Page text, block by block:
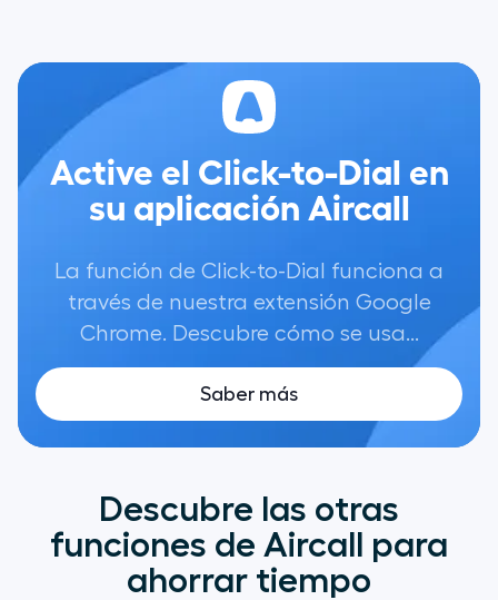
Active el Click-to-Dial en
su aplicación Aircall
La función de Click-to-Dial funciona a
través de nuestra extensión Google
Chrome. Descubre cómo se usa...
Saber más
Descubre las otras
funciones de Aircall para
ahorrar tiempo